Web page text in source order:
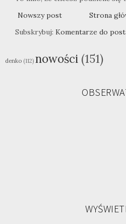
Nowszy post
Strona
Subskrybuj: Komentarze do
denko (112) nowości (151)